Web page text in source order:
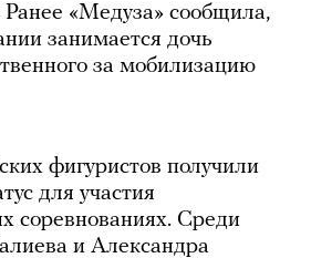
«Медуза» сообщила,
занимается дочь
за мобилизацию
фигуристов получили
для участия
соревнованиях. Среди
и Александра